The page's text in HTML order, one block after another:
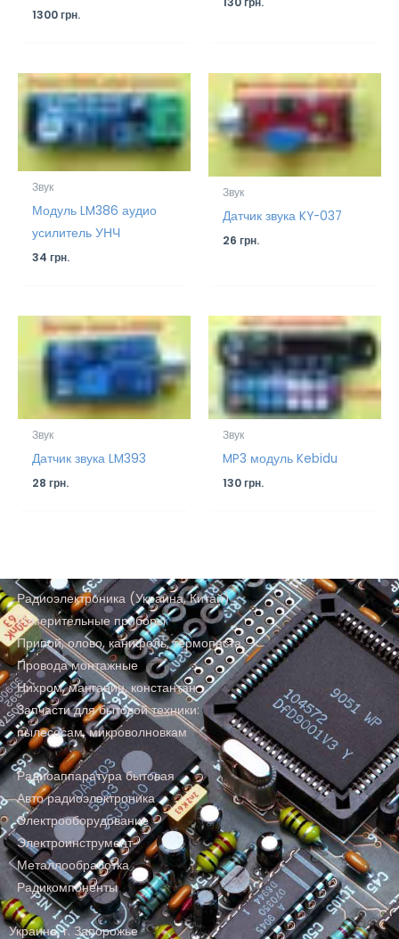
1300грн.
Звук
Модуль LM386 аудио
усилитель УНЧ
34грн.
Звук
Датчик звука KY-037
26грн.
Звук
Датчик звука LM393
28грн.
Звук
MP3 модуль Kebidu
130грн.
Радиоэлектроника (Украина, Китай)
Измерительные приборы
Припой, олово, канифоль, термопаста
Провода монтажные
Нихром, манганин, константан
Запчасти для бытовой техники:
пылесосам, микроволновкам
Радиоаппаратура бытовая
Авто радиоэлектроника
Электрооборудование
Электроинструмент
Металлообработка
Радикомпоненты
Украина, г. Запорожье